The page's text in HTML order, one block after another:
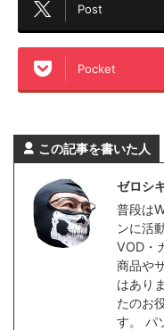
Post
Pocket
この記事を書いた人
ゼロシ
普段は
ンに活
VOD・
商品や
はあり
たのお
す。 パ